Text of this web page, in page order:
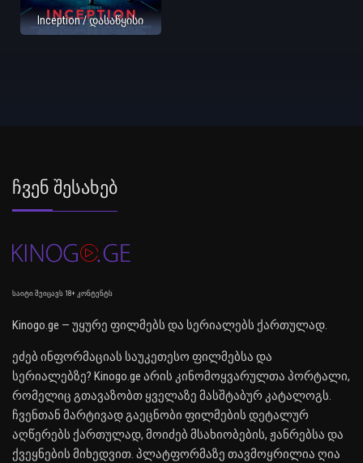
Inception / დასაწყისი
Ჩვენ Შესახებ
საიტი შეიცავს 18+ კონტენტს
Kinogo.ge — უყურე ფილმებს და სერიალებს ქართულად.
ეძებ ინფორმაციას საუკეთესო ფილმებსა და
სერიალებზე? Kinogo.ge არის კინომოყვარულთა პორტალი,
რომელიც გთავაზობთ ყველაზე მასშტაბურ კატალოგს.
ჩვენთან მარტივად გაეცნობი ფილმების დეტალურ
აღწერებს ქართულად, მოიძებ მსახიობების, ჟანრებსა და
ქვეყნების მიხედვით. პლატფორმაზე თავმოყრილია ღია